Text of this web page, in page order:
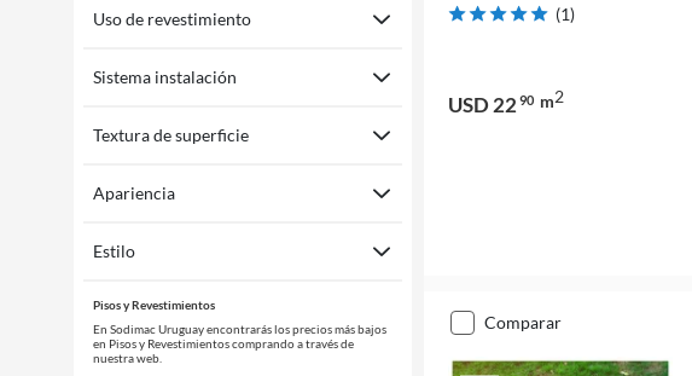
Uso de revestimiento
Sistema instalación
Textura de superficie
Apariencia
Estilo
Pisos y Revestimientos
En Sodimac Uruguay encontrarás los precios más bajos
en Pisos y Revestimientos comprando a través de
nuestra web.
(1)
USD 22 90 m2
comparar